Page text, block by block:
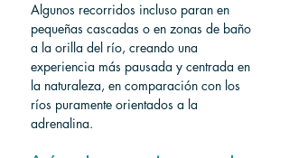
Algunos recorridos incluso paran en
pequeñas cascadas o en zonas de baño
a la orilla del río, creando una
experiencia más pausada y centrada en
la naturaleza, en comparación con los
ríos puramente orientados a la
adrenalina.